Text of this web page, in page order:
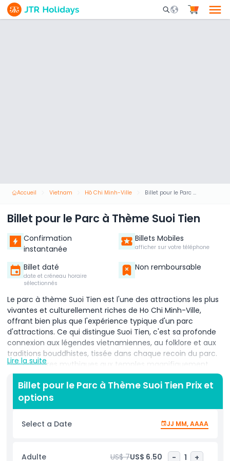
Mobile Search
Accueil Vietnam Hô Chi Minh-Ville Billet pour le Parc à Thème Suoi Tien
Billet pour le Parc à Thème Suoi Tien
Confirmation
instantanée
Billets Mobiles
afficher sur votre téléphone
Billet daté
date et créneau horaire
sélectionnés
Non remboursable
Le parc à thème Suoi Tien est l'une des attractions les plus
vivantes et culturellement riches de Ho Chi Minh-Ville,
offrant bien plus que l'expérience typique d'un parc
d'attractions. Ce qui distingue Suoi Tien, c'est sa profonde
connexion aux légendes vietnamiennes, au folklore et aux
traditions bouddhistes, tissée dans chaque recoin du parc.
Des créatures mythiques aux temples magnifiquement
conçus, chaque zone reflète des histoires célèbres telles
que Âu Cơ et Lạc Long Quân ou la bataille légendaire entre
Sơn Tinh et Thủy Tinh, permettant aux visiteurs de
s'immerger dans des siècles de culture et d'histoire
vietnamiennes. Ce mélange unique de divertissement et
de patrimoine fait de Suoi Tien une destination mémorable
de sensations fortes. Pour faciliter encore plus votre visite
Lire la suite
Billet pour le Parc à Thème Suoi Tien Prix et
options
Select a Date JJ MM, AAAA
Adulte US$ 7US$ 6.50 - 1 +